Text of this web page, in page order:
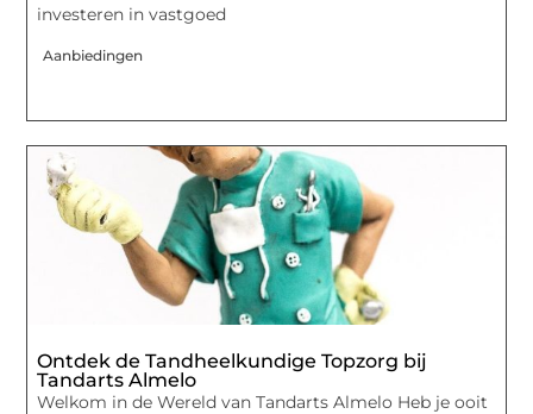
investeren in vastgoed
Aanbiedingen
Ontdek de Tandheelkundige Topzorg bij
Tandarts Almelo
Welkom in de Wereld van Tandarts Almelo Heb je ooit